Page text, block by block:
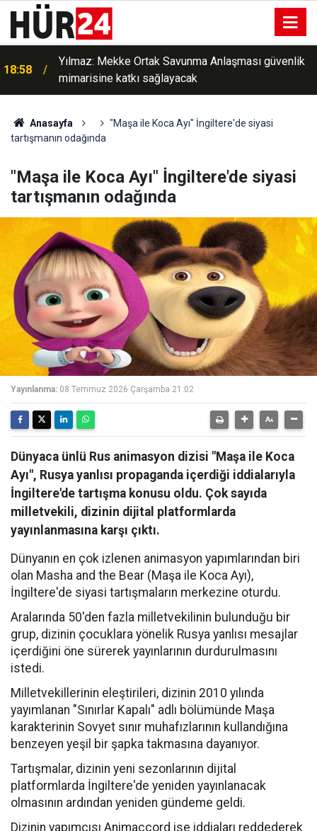
18:58
Yılmaz: Mekke Ortak Savunma Anlaşması güvenlik
mimarisine katkı sağlayacak
Anasayfa
"Maşa ile Koca Ayı" İngiltere'de siyasi
tartışmanın odağında
"Maşa ile Koca Ayı" İngiltere'de siyasi
tartışmanın odağında
Yayınlanma: 08 Temmuz 2026 Çarşamba 21:02
Dünyaca ünlü Rus animasyon dizisi "Maşa ile Koca
Ayı", Rusya yanlısı propaganda içerdiği iddialarıyla
İngiltere'de tartışma konusu oldu. Çok sayıda
milletvekili, dizinin dijital platformlarda
yayınlanmasına karşı çıktı.
Dünyanın en çok izlenen animasyon yapımlarından biri
olan Masha and the Bear (Maşa ile Koca Ayı),
İngiltere'de siyasi tartışmaların merkezine oturdu.
Aralarında 50'den fazla milletvekilinin bulunduğu bir
grup, dizinin çocuklara yönelik Rusya yanlısı mesajlar
içerdiğini öne sürerek yayınlarının durdurulmasını
istedi.
Milletvekillerinin eleştirileri, dizinin 2010 yılında
yayımlanan "Sınırlar Kapalı" adlı bölümünde Maşa
karakterinin Sovyet sınır muhafızlarının kullandığına
benzeyen yeşil bir şapka takmasına dayanıyor.
Tartışmalar, dizinin yeni sezonlarının dijital
platformlarda İngiltere'de yeniden yayınlanacak
olmasının ardından yeniden gündeme geldi.
Dizinin yapımcısı Animaccord ise iddiaları reddederek